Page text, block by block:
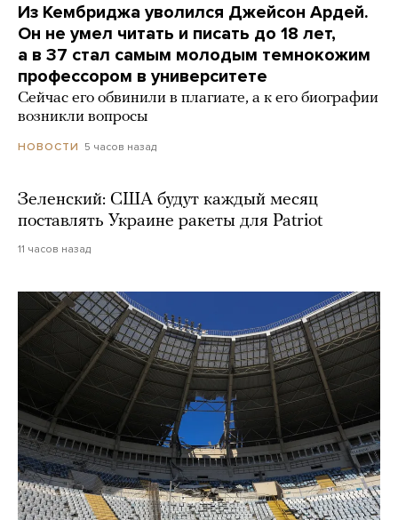
Из Кембриджа уволился Джейсон Ардей.
Он не умел читать и писать до 18 лет,
а в 37 стал самым молодым темнокожим
профессором в университете
Сейчас его обвинили в плагиате, а к его биографии
возникли вопросы
НОВОСТИ 5 часов назад
Зеленский: США будут каждый месяц
поставлять Украине ракеты для Patriot
11 часов назад